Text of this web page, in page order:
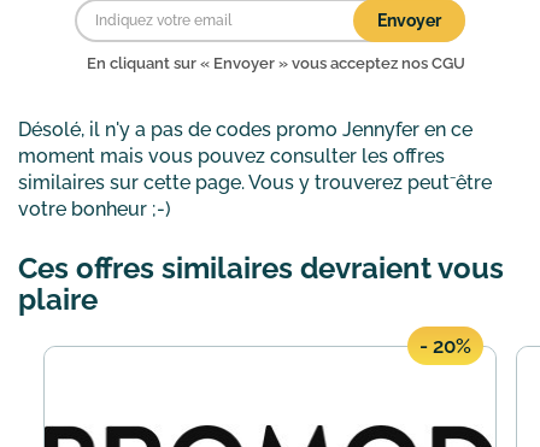
Envoyer
En cliquant sur « Envoyer » vous acceptez nos CGU
Désolé, il n'y a pas de codes promo Jennyfer en ce
moment mais vous pouvez consulter les offres
similaires sur cette page. Vous y trouverez peut⁻être
votre bonheur ;-)
Ces offres similaires devraient vous
plaire
- 20%